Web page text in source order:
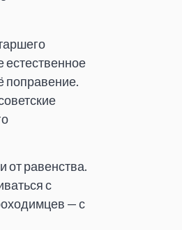
естественное
поправение.
от равенства.
с
— с